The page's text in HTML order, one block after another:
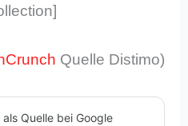
Quelle Distimo)
als Quelle bei Google